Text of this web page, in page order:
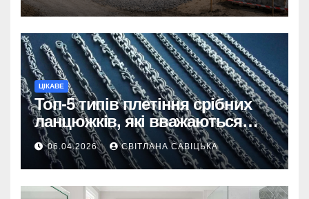
ЦІКАВЕ
Топ-5 типів плетіння срібних
ланцюжків, які вважаються
найнадійнішими
06.04.2026 СВІТЛАНА САВІЦЬКА